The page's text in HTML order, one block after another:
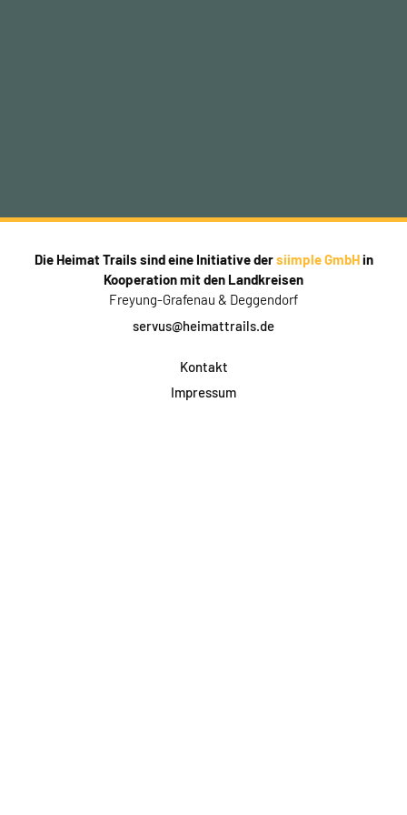
Die Heimat Trails sind eine Initiative dersiimple GmbHin
Kooperation mit den Landkreisen
Freyung-Grafenau & Deggendorf
servus@heimattrails.de
Kontakt
Impressum